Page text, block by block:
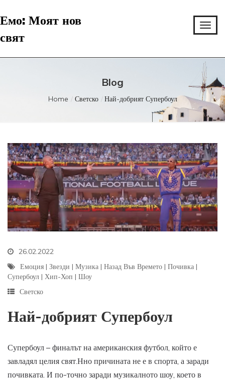
Емо: Моят нов
свят
Blog
Home Светско Най-добрият Супербоул
26.02.2022
Емоция | Звезди | Музика | Назад Във Времето | Почивка |
Супербоул | Хип-Хоп | Шоу
Светско
Най-добрият Супербоул
Супербоул – финалът на американския футбол, който е
завладял целия свят.Нно причината не е в спорта, а заради
почивката. И по-точно заради музикалното шоу, което в